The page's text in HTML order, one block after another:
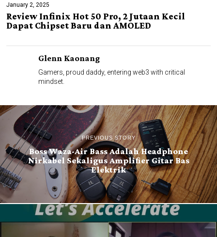
January 2, 2025
Review Infinix Hot 50 Pro, 2 Jutaan Kecil
Dapat Chipset Baru dan AMOLED
Glenn Kaonang
Gamers, proud daddy, entering web3 with critical
mindset.
PREVIOUS STORY
Boss Waza-Air Bass Adalah Headphone
Nirkabel Sekaligus Amplifier Gitar Bas
Elektrik